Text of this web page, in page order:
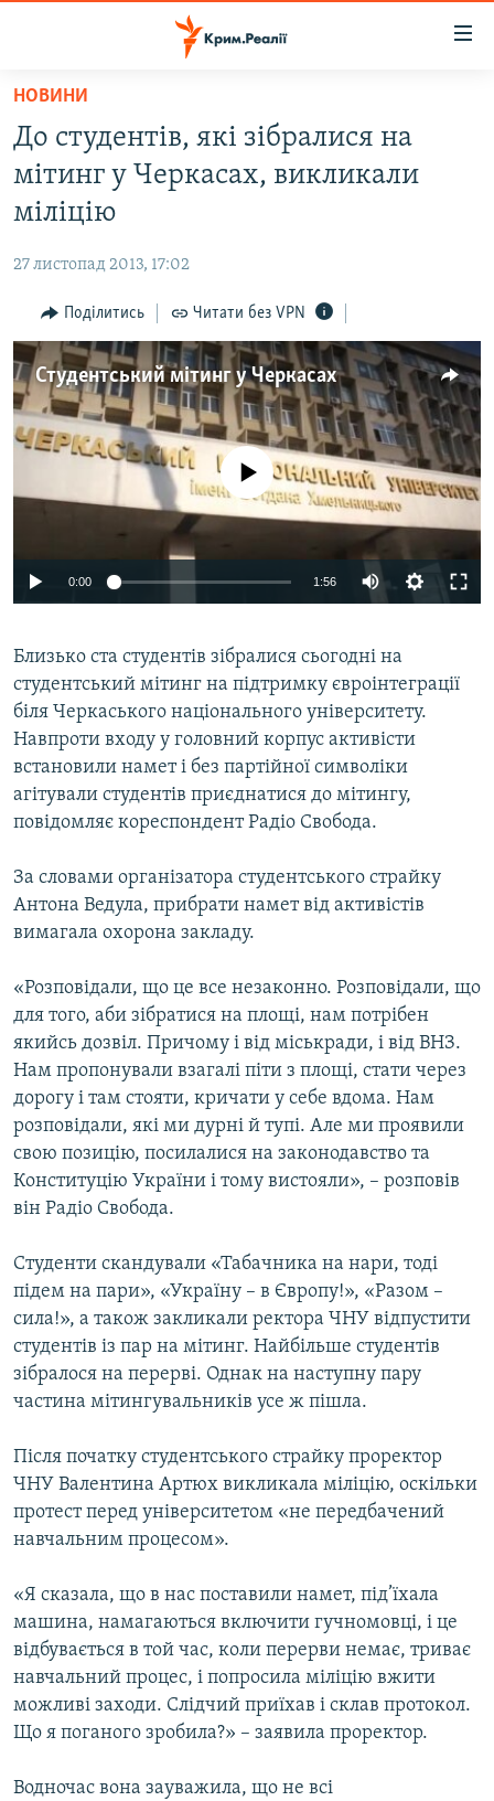
Перейти
основного
матеріалу
Перейти
до
основної
Перейти
до
пошуку
ВОДА.КРИМ
ВІДЕО ТА ФОТО
БЛОГИ
ПОГЛЯД
ІНТЕРВ'Ю
ВСЕ ЗА ДЕНЬ
СПЕЦПРОЕКТИ
ДЕПОРТАЦІЯ
ВІДЕОУРОКИ «ELIFBE»
СВІДЧЕННЯ ОКУПАЦІЇ
УКРАЇНСЬКА ПРОБЛЕМА КРИМУ
ЯК ОБІЙТИ БЛОКУВАННЯ
Qırımtatar
Усі сайти RFE/RL
НОВИНИ
До студентів, які зібралися на
мітинг у Черкасах, викликали
міліцію
27 листопад 2013, 17:02
Поділитись Читати без VPN
Студентський мітинг у Черкасах
No media source currently available
0:00 1:56
Близько ста студентів зібралися сьогодні на
студентський мітинг на підтримку євроінтеграції
біля Черкаського національного університету.
Навпроти входу у головний корпус активісти
встановили намет і без партійної символіки
агітували студентів приєднатися до мітингу,
повідомляє кореспондент Радіо Свобода.
За словами організатора студентського страйку
Антона Ведула, прибрати намет від активістів
вимагала охорона закладу.
«Розповідали, що це все незаконно. Розповідали, що
для того, аби зібратися на площі, нам потрібен
якийсь дозвіл. Причому і від міськради, і від ВНЗ.
Нам пропонували взагалі піти з площі, стати через
дорогу і там стояти, кричати у себе вдома. Нам
розповідали, які ми дурні й тупі. Але ми проявили
свою позицію, посилалися на законодавство та
Конституцію України і тому вистояли», – розповів
він Радіо Свобода.
Студенти скандували «Табачника на нари, тоді
підем на пари», «Україну – в Європу!», «Разом –
сила!», а також закликали ректора ЧНУ відпустити
студентів із пар на мітинг. Найбільше студентів
зібралося на перерві. Однак на наступну пару
частина мітингувальників усе ж пішла.
Після початку студентського страйку проректор
ЧНУ Валентина Артюх викликала міліцію, оскільки
протест перед університетом «не передбачений
навчальним процесом».
«Я сказала, що в нас поставили намет, під’їхала
машина, намагаються включити гучномовці, і це
відбувається в той час, коли перерви немає, триває
навчальний процес, і попросила міліцію вжити
можливі заходи. Слідчий приїхав і склав протокол.
Що я поганого зробила?» – заявила проректор.
Водночас вона зауважила, що не всі